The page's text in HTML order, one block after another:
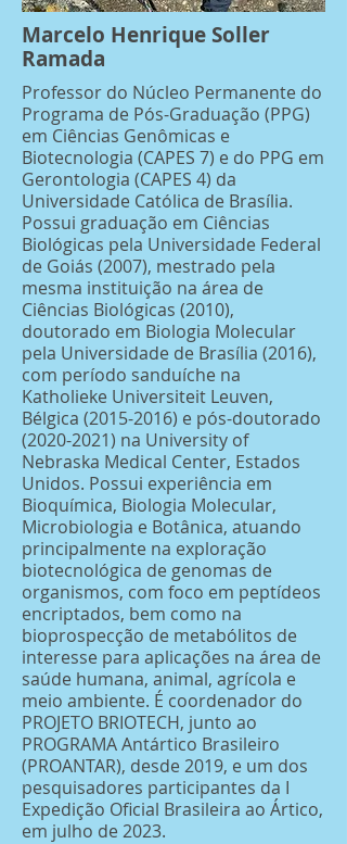
Marcelo Henrique Soller
Ramada
Professor do Núcleo Permanente do
Programa de Pós-Graduação (PPG)
em Ciências Genômicas e
Biotecnologia (CAPES 7) e do PPG em
Gerontologia (CAPES 4) da
Universidade Católica de Brasília.
Possui graduação em Ciências
Biológicas pela Universidade Federal
de Goiás (2007), mestrado pela
mesma instituição na área de
Ciências Biológicas (2010),
doutorado em Biologia Molecular
pela Universidade de Brasília (2016),
com período sanduíche na
Katholieke Universiteit Leuven,
Bélgica (2015-2016) e pós-doutorado
(2020-2021) na University of
Nebraska Medical Center, Estados
Unidos. Possui experiência em
Bioquímica, Biologia Molecular,
Microbiologia e Botânica, atuando
principalmente na exploração
biotecnológica de genomas de
organismos, com foco em peptídeos
encriptados, bem como na
bioprospecção de metabólitos de
interesse para aplicações na área de
saúde humana, animal, agrícola e
meio ambiente. É coordenador do
PROJETO BRIOTECH, junto ao
PROGRAMA Antártico Brasileiro
(PROANTAR), desde 2019, e um dos
pesquisadores participantes da I
Expedição Oficial Brasileira ao Ártico,
em julho de 2023.